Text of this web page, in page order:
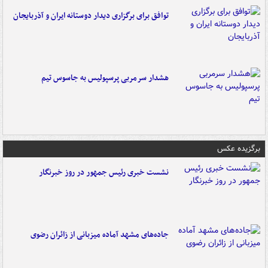
توافق برای برگزاری دیدار دوستانه ایران و آذربایجان
هشدار سرمربی پرسپولیس به جاسوس تیم
برگزیده عکس
نشست خبری رئیس جمهور در روز خبرنگار
جاده‌های مشهد آماده میزبانی از زائران رضوی